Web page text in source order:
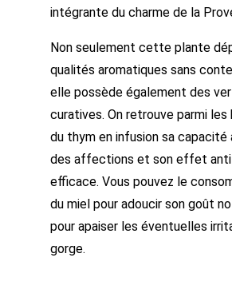
intégrante du charme de la
Non seulement cette plante
qualités aromatiques sans
elle possède également des
curatives. On retrouve parmi
du thym en infusion sa capacité
des affections et son effet
efficace. Vous pouvez le
du miel pour adoucir son goût
pour apaiser les éventuelles
gorge.